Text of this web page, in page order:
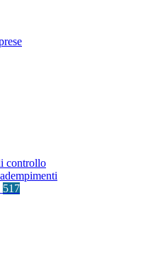
controllo
517